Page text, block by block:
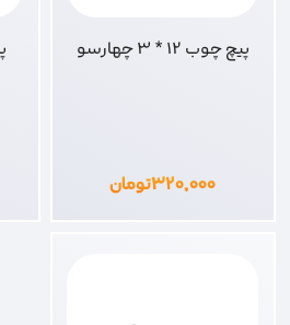
پیچ چوب 12 * 3 چهارسو
۳۲۰,۰۰۰تومان